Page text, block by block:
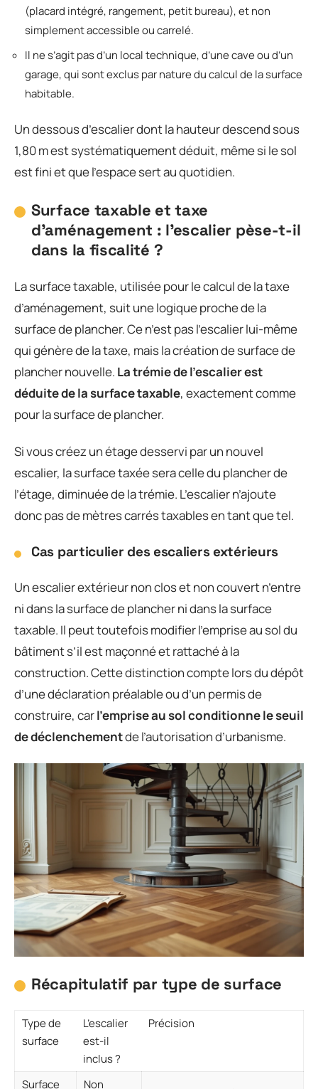
(placard intégré, rangement, petit bureau), et non
simplement accessible ou carrelé.
Il ne s’agit pas d’un local technique, d’une cave ou d’un
garage, qui sont exclus par nature du calcul de la surface
habitable.
Un dessous d’escalier dont la hauteur descend sous
1,80 m est systématiquement déduit, même si le sol
est fini et que l’espace sert au quotidien.
Surface taxable et taxe
d’aménagement : l’escalier pèse-t-il
dans la fiscalité ?
La surface taxable, utilisée pour le calcul de la taxe
d’aménagement, suit une logique proche de la
surface de plancher. Ce n’est pas l’escalier lui-même
qui génère de la taxe, mais la création de surface de
plancher nouvelle. La trémie de l’escalier est
déduite de la surface taxable, exactement comme
pour la surface de plancher.
Si vous créez un étage desservi par un nouvel
escalier, la surface taxée sera celle du plancher de
l’étage, diminuée de la trémie. L’escalier n’ajoute
donc pas de mètres carrés taxables en tant que tel.
Cas particulier des escaliers extérieurs
Un escalier extérieur non clos et non couvert n’entre
ni dans la surface de plancher ni dans la surface
taxable. Il peut toutefois modifier l’emprise au sol du
bâtiment s’il est maçonné et rattaché à la
construction. Cette distinction compte lors du dépôt
d’une déclaration préalable ou d’un permis de
construire, carl’emprise au sol conditionne le seuil
de déclenchementde l’autorisation d’urbanisme.
Récapitulatif par type de surface
Type de
surface
L’escalier
est-il
inclus ?
Précision
Surface Non